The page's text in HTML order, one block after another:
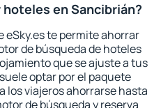
en Sancibrián?
eSky.es te permite ahorrar
de búsqueda de hoteles
que se ajuste a tus
optar por el paquete
los viajeros ahorrarse hasta
de búsqueda y reserva